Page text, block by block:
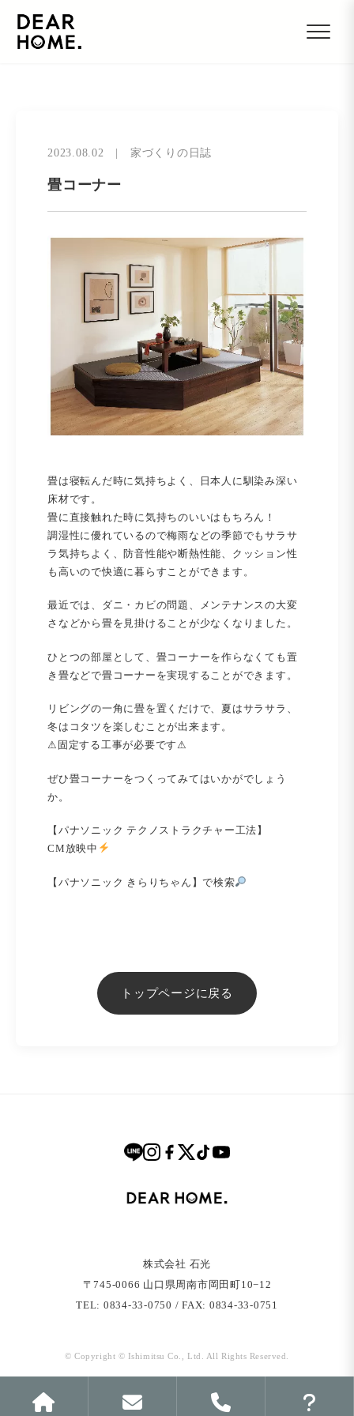
2023.08.02 家づくりの日誌
畳コーナー
畳は寝転んだ時に気持ちよく、日本人に馴染み深い
床材です。
畳に直接触れた時に気持ちのいいはもちろん！
調湿性に優れているので梅雨などの季節でもサラサ
ラ気持ちよく、防音性能や断熱性能、クッション性
も高いので快適に暮らすことができます。
最近では、ダニ・カビの問題、メンテナンスの大変
さなどから畳を見掛けることが少なくなりました。
ひとつの部屋として、畳コーナーを作らなくても置
き畳などで畳コーナーを実現することができます。
リビングの一角に畳を置くだけで、夏はサラサラ、
冬はコタツを楽しむことが出来ます。
⚠︎固定する工事が必要です⚠︎
ぜひ畳コーナーをつくってみてはいかがでしょう
か。
【パナソニック テクノストラクチャー工法】
CM放映中
【パナソニック きらりちゃん】で検索
トップページに戻る
株式会社 石光
〒745-0066 ⼭⼝県周南市岡⽥町10−12
TEL: 0834-33-0750 / FAX: 0834-33-0751
© Copyright © Ishimitsu Co., Ltd. All Rights Reserved.